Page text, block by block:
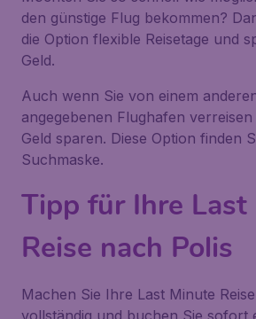
den günstige Flug bekommen?
die Option flexible Reisetage und
Geld.
Auch wenn Sie von einem
angegebenen Flughafen
Geld sparen. Diese Option finden
Suchmaske.
Tipp für Ihre Last
Reise nach Polis
Machen Sie Ihre Last Minute
vollständig und buchen Sie sofort